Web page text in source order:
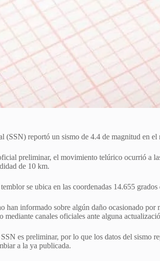
(SSN) reportó un sismo de 4.4 de magnitud en
preliminar, el movimiento telúrico ocurrió a
de 10 km.
se ubica en las coordenadas 14.655
han informado sobre algún daño ocasionado
mediante canales oficiales ante alguna
es preliminar, por lo que los datos del sismo
a la ya publicada.